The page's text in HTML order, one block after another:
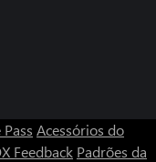
Acessórios do
Feedback Padrões da